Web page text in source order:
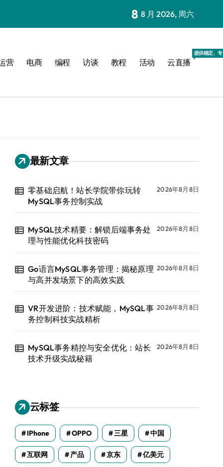
8 8 月 2026, 周六
营 电商 编程 访谈 教程 活动 云直播
提供稳定、
最新文章
零基础启航！站长学院带你玩转
MySQL事务控制实战
2026年8月8日
MySQL技术精要：解锁后端事务处
理与性能优化科技密码
2026年8月8日
Go语言MySQL事务管理：揭秘原理
与高并发场景下的高效实践
2026年8月8日
VR开发进阶：技术赋能，MySQL事
务控制科技实战精析
2026年8月8日
MySQL事务精控与安全优化：站长
技术升级实战秘籍
2026年8月8日
云标签
IPhone OPPO 三星 中国
互联网 产品 京东 亿美元